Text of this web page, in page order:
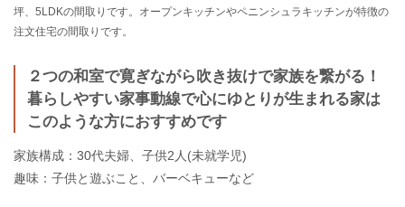
坪、5LDKの間取りです。オープンキッチンやペニンシュラキッチンが特徴の
注文住宅の間取りです。
２つの和室で寛ぎながら吹き抜けで家族を繋がる！
暮らしやすい家事動線で心にゆとりが生まれる家は
このような方におすすめです
家族構成：30代夫婦、子供2人(未就学児)
趣味：子供と遊ぶこと、バーベキューなど